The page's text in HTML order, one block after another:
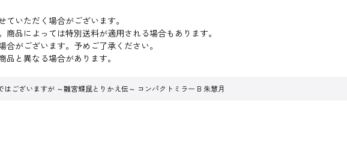
いただく場合がございます。
品によっては特別送料が適用される場合もあります。
がございます。予めご了承ください。
と異なる場合があります。
はございますが ～雛宮蝶鼠とりかえ伝～ コンパクトミラー B 朱慧月